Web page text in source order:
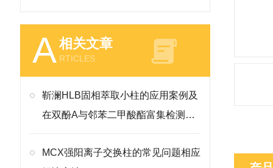
A相关文章
RTICLES
靳澜HLB固相萃取小柱的应用案例及
在双酚A与邻苯二甲酸酯富集检测的
MCX强阳离子交换柱的常见问题相应